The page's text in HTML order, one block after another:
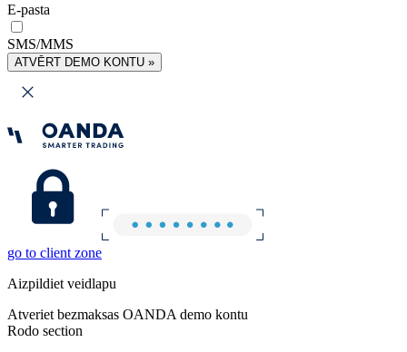
E-pasta
SMS/MMS
ATVĒRT DEMO KONTU »
go to client zone
Aizpildiet veidlapu
Atveriet bezmaksas OANDA demo kontu
Rodo section